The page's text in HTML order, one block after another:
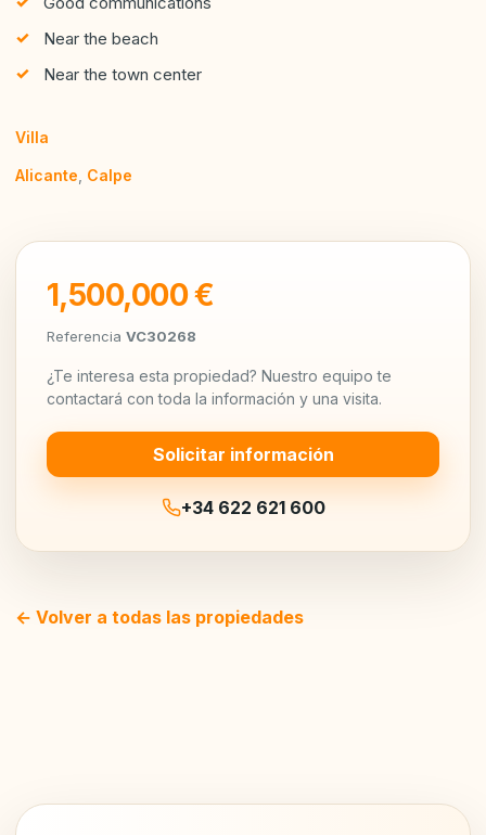
Near the beach
Near the town center
Villa
Alicante Calpe
1,500,000 €
Referencia VC30268
¿Te interesa esta propiedad? Nuestro equipo te
contactará con toda la información y una visita.
Solicitar información
+34 622 621 600
← Volver a todas las propiedades